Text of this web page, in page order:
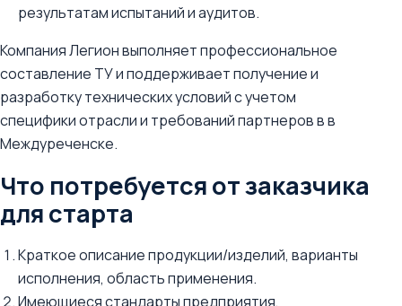
результатам испытаний и аудитов.
Компания Легион выполняет профессиональное
составление ТУ и поддерживает получение и
разработку технических условий с учетом
специфики отрасли и требований партнеров в в
Междуреченске.
Что потребуется от заказчика
для старта
Краткое описание продукции/изделий, варианты
исполнения, область применения.
Имеющиеся стандарты предприятия,